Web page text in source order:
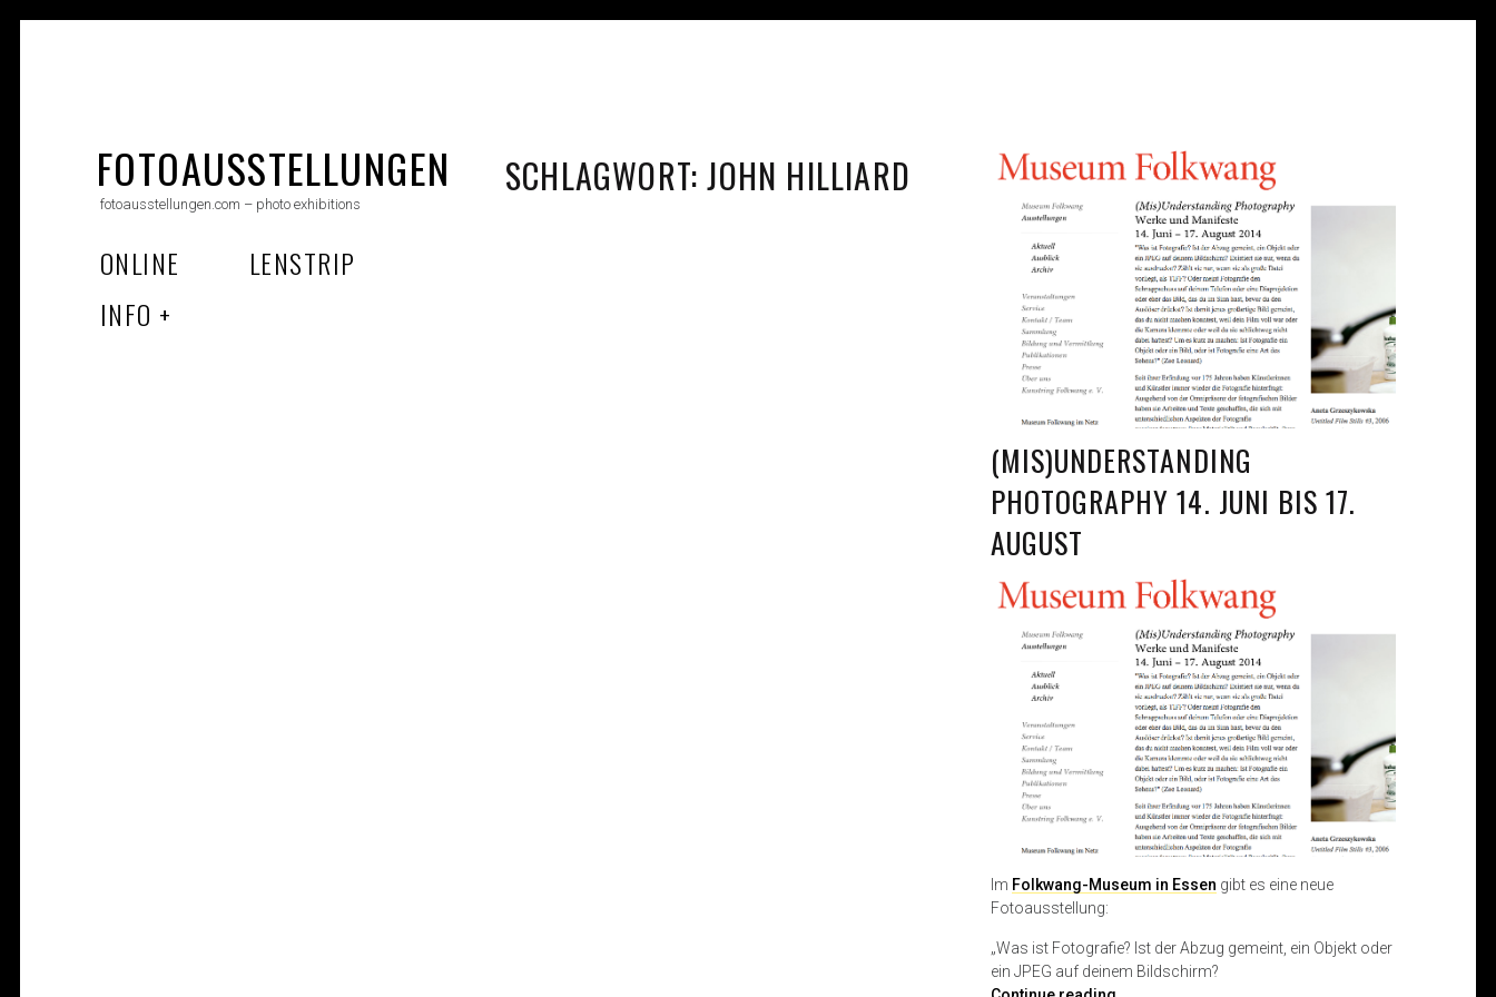
FOTOAUSSTELLUNGEN
fotoausstellungen.com – photo exhibitions
ONLINE
LENSTRIP
INFO
SCHLAGWORT:JOHN HILLIARD
(MIS)UNDERSTANDING
PHOTOGRAPHY 14. JUNI BIS 17.
AUGUST
Im Folkwang-Museum in Essen gibt es eine neue
Fotoausstellung:
„Was ist Fotografie? Ist der Abzug gemeint, ein Objekt oder
ein JPEG auf deinem Bildschirm?